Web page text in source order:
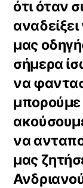
ότι όταν
μας
σήμερα
να
μπορούμε
να
μας